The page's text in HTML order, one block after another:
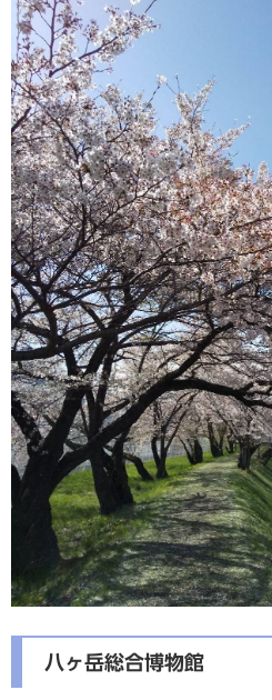
八ヶ岳総合博物館